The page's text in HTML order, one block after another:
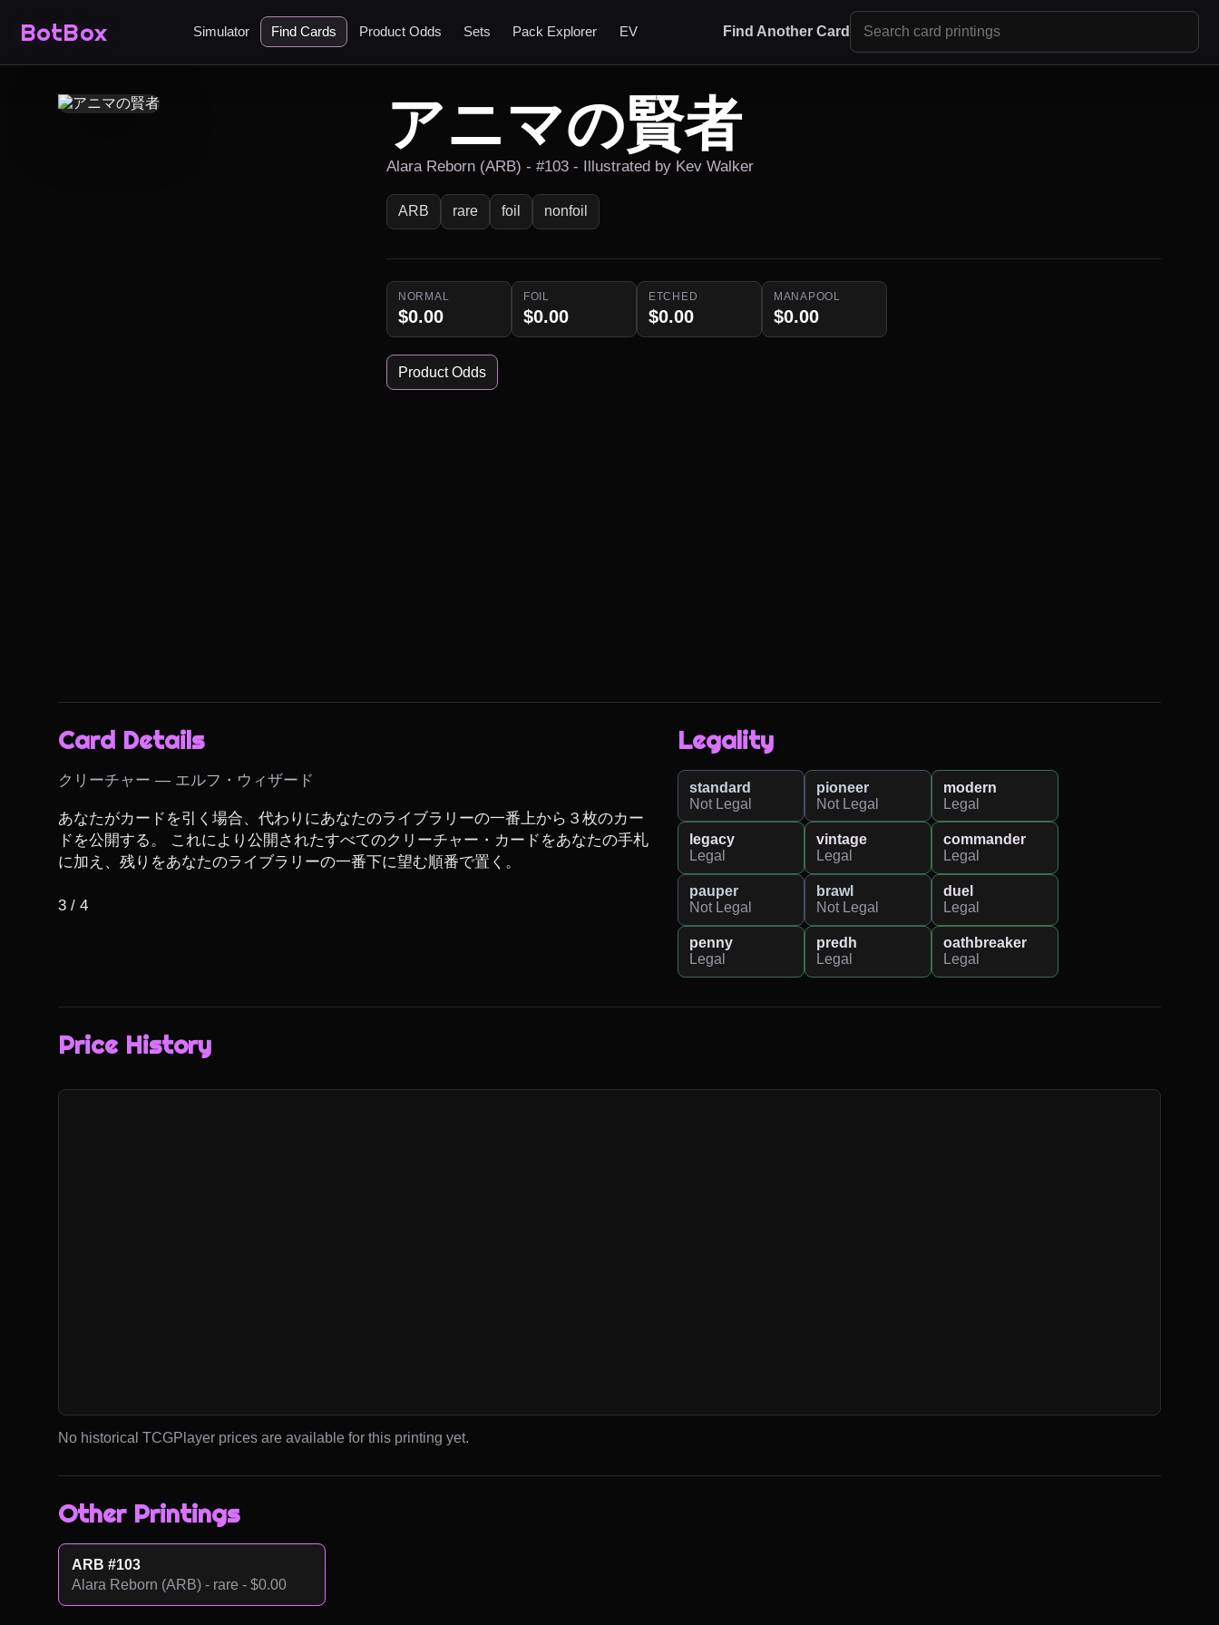
BotBox Simulator Find Cards Product Odds Sets Pack Explorer EV Find Another Card
アニマの賢者
Alara Reborn (ARB) - #103 - Illustrated by Kev Walker
ARB rare foil nonfoil
NORMAL
$0.00
FOIL
$0.00
ETCHED
$0.00
MANAPOOL
$0.00
Product Odds
Card Details
クリーチャー — エルフ・ウィザード
あなたがカードを引く場合、代わりにあなたのライブラリーの一番上から３枚のカー
ドを公開する。 これにより公開されたすべてのクリーチャー・カードをあなたの手札
に加え、残りをあなたのライブラリーの一番下に望む順番で置く。
3 / 4
Legality
standard
Not Legal
pioneer
Not Legal
modern
Legal
legacy
Legal
vintage
Legal
commander
Legal
pauper
Not Legal
brawl
Not Legal
duel
Legal
penny
Legal
predh
Legal
oathbreaker
Legal
Price History
No historical TCGPlayer prices are available for this printing yet.
Other Printings
ARB #103
Alara Reborn (ARB) - rare - $0.00